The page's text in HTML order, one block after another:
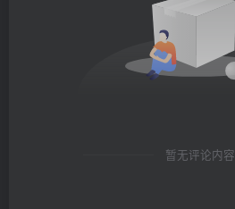
暂无评论内容